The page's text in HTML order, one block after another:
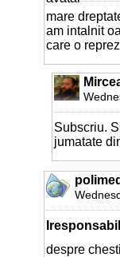
mare
am intalnit
care o
Subscriu.
jumatate
despre